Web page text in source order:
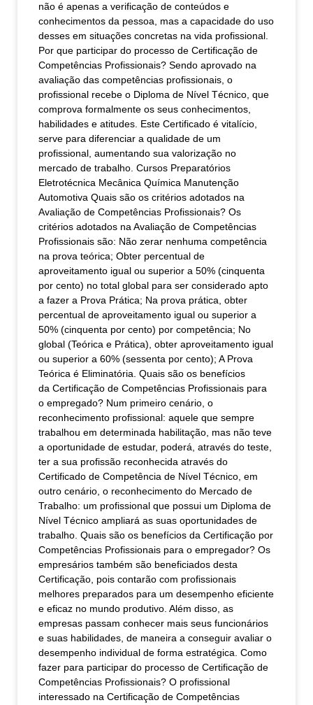
não é apenas a verificação de conteúdos e
conhecimentos da pessoa, mas a capacidade do uso
desses em situações concretas na vida profissional.
Por que participar do processo de Certificação de
Competências Profissionais? Sendo aprovado na
avaliação das competências profissionais, o
profissional recebe o Diploma de Nível Técnico, que
comprova formalmente os seus conhecimentos,
habilidades e atitudes. Este Certificado é vitalício,
serve para diferenciar a qualidade de um
profissional, aumentando sua valorização no
mercado de trabalho. Cursos Preparatórios
Eletrotécnica Mecânica Química Manutenção
Automotiva Quais são os critérios adotados na
Avaliação de Competências Profissionais? Os
critérios adotados na Avaliação de Competências
Profissionais são: Não zerar nenhuma competência
na prova teórica; Obter percentual de
aproveitamento igual ou superior a 50% (cinquenta
por cento) no total global para ser considerado apto
a fazer a Prova Prática; Na prova prática, obter
percentual de aproveitamento igual ou superior a
50% (cinquenta por cento) por competência; No
global (Teórica e Prática), obter aproveitamento igual
ou superior a 60% (sessenta por cento); A Prova
Teórica é Eliminatória. Quais são os benefícios
da Certificação de Competências Profissionais para
o empregado? Num primeiro cenário, o
reconhecimento profissional: aquele que sempre
trabalhou em determinada habilitação, mas não teve
a oportunidade de estudar, poderá, através do teste,
ter a sua profissão reconhecida através do
Certificado de Competência de Nível Técnico, em
outro cenário, o reconhecimento do Mercado de
Trabalho: um profissional que possui um Diploma de
Nível Técnico ampliará as suas oportunidades de
trabalho. Quais são os benefícios da Certificação por
Competências Profissionais para o empregador? Os
empresários também são beneficiados desta
Certificação, pois contarão com profissionais
melhores preparados para um desempenho eficiente
e eficaz no mundo produtivo. Além disso, as
empresas passam conhecer mais seus funcionários
e suas habilidades, de maneira a conseguir avaliar o
desempenho individual de forma estratégica. Como
fazer para participar do processo de Certificação de
Competências Profissionais? O profissional
interessado na Certificação de Competências